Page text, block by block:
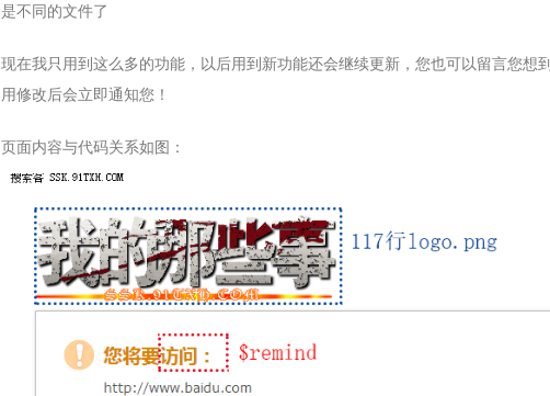
是不同的文件了
现在我只用到这么多的功能，以后用到新功能还会继续更新，您也可以留言您想
用修改后会立即通知您！
页面内容与代码关系如图：